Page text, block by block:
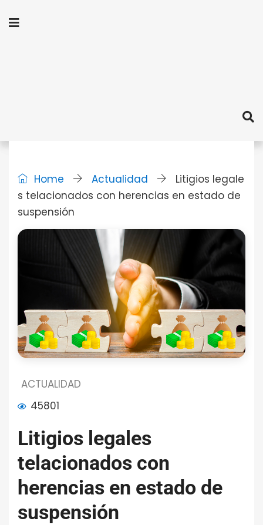
Home Actualidad
Litigios legale
s telacionados con herencias en estado de
suspensión
ACTUALIDAD
45801
Litigios legales
telacionados con
herencias en estado de
suspensión